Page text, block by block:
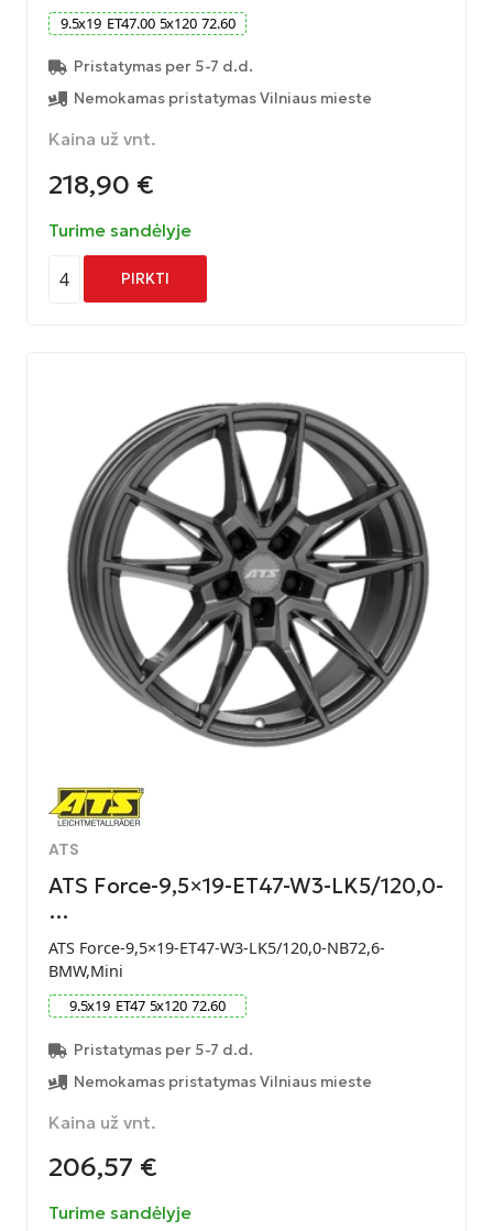
9.5x19 ET47.00 5x120 72.60
Pristatymas per 5-7 d.d.
Nemokamas pristatymas Vilniaus mieste
Kaina už vnt.
218,90 €
Turime sandėlyje
4 PIRKTI
ATS
ATS Force-9,5×19-ET47-W3-LK5/120,0-
…
ATS Force-9,5×19-ET47-W3-LK5/120,0-NB72,6-
BMW,Mini
9.5x19 ET47 5x120 72.60
Pristatymas per 5-7 d.d.
Nemokamas pristatymas Vilniaus mieste
Kaina už vnt.
206,57 €
Turime sandėlyje